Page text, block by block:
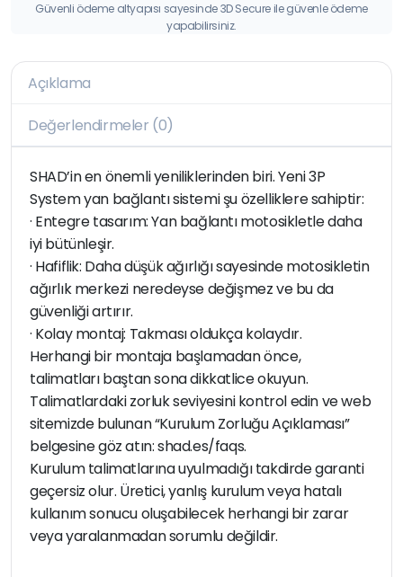
Güvenli ödeme altyapısı sayesinde 3D Secure ile güvenle ödeme
yapabilirsiniz.
Açıklama
Değerlendirmeler (0)
SHAD’in en önemli yeniliklerinden biri. Yeni 3P
System yan bağlantı sistemi şu özelliklere sahiptir:
· Entegre tasarım: Yan bağlantı motosikletle daha
iyi bütünleşir.
· Hafiflik: Daha düşük ağırlığı sayesinde motosikletin
ağırlık merkezi neredeyse değişmez ve bu da
güvenliği artırır.
· Kolay montaj: Takması oldukça kolaydır.
Herhangi bir montaja başlamadan önce,
talimatları baştan sona dikkatlice okuyun.
Talimatlardaki zorluk seviyesini kontrol edin ve web
sitemizde bulunan “Kurulum Zorluğu Açıklaması”
belgesine göz atın: shad.es/faqs.
Kurulum talimatlarına uyulmadığı takdirde garanti
geçersiz olur. Üretici, yanlış kurulum veya hatalı
kullanım sonucu oluşabilecek herhangi bir zarar
veya yaralanmadan sorumlu değildir.